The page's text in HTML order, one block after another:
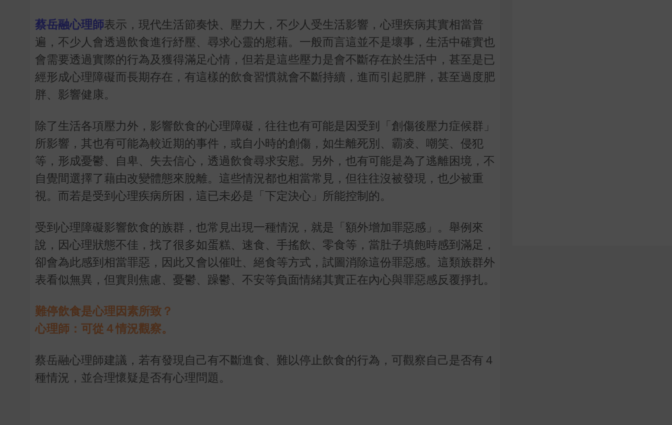
蔡岳融心理師表示，現代生活節奏快、壓力大，不少人受生活影響，心理疾病其實相當普
遍，不少人會透過飲食進行紓壓、尋求心靈的慰藉。一般而言這並不是壞事，生活中確實也
會需要透過實際的行為及獲得滿足心情，但若是這些壓力是會不斷存在於生活中，甚至是已
經形成心理障礙而長期存在，有這樣的飲食習慣就會不斷持續，進而引起肥胖，甚至過度肥
胖、影響健康。
除了生活各項壓力外，影響飲食的心理障礙，往往也有可能是因受到「創傷後壓力症候群」
所影響，其也有可能為較近期的事件，或自小時的創傷，如生離死別、霸凌、嘲笑、侵犯
等，形成憂鬱、自卑、失去信心，透過飲食尋求安慰。另外，也有可能是為了逃離困境，不
自覺間選擇了藉由改變體態來脫離。這些情況都也相當常見，但往往沒被發現，也少被重
視。而若是受到心理疾病所困，這已未必是「下定決心」所能控制的。
受到心理障礙影響飲食的族群，也常見出現一種情況，就是「額外增加罪惡感」。舉例來
說，因心理狀態不佳，找了很多如蛋糕、速食、手搖飲、零食等，當肚子填飽時感到滿足，
卻會為此感到相當罪惡，因此又會以催吐、絕食等方式，試圖消除這份罪惡感。這類族群外
表看似無異，但實則焦慮、憂鬱、躁鬱、不安等負面情緒其實正在內心與罪惡感反覆掙扎。
難停飲食是心理因素所致？
心理師：可從４情況觀察。
蔡岳融心理師建議，若有發現自己有不斷進食、難以停止飲食的行為，可觀察自己是否有４
種情況，並合理懷疑是否有心理問題。